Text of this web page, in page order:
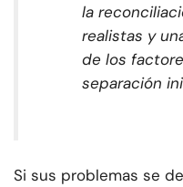
la
realistas y
de los
separación
Si sus problemas se